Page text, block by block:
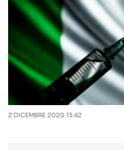
2 DICEMBRE 2020 13:42